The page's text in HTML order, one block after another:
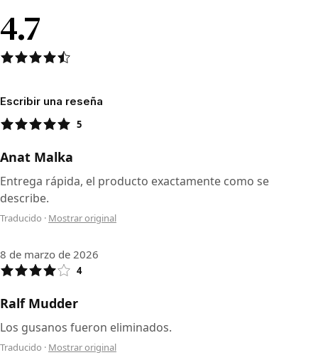
4.7
Escribir una reseña
5
Anat Malka
Entrega rápida, el producto exactamente como se
describe.
Traducido · Mostrar original
8 de marzo de 2026
4
Ralf Mudder
Los gusanos fueron eliminados.
Traducido · Mostrar original